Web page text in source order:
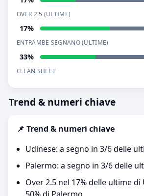
OVER 2.5 (ULTIME)
17%
ENTRAMBE SEGNANO (ULTIME)
33%
CLEAN SHEET
Trend & numeri chiave
📌 Trend & numeri chiave
Udinese: a segno in 3/6 delle
Palermo: a segno in 3/6 delle
Over 2.5 nel 17% delle ultime di